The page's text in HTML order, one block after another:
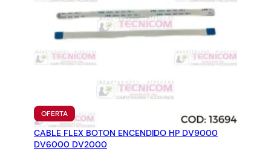
OFERTAPRODUCTO
EN
OFERTA
CABLE FLEX BOTON ENCENDIDO HP DV9000
DV6000 DV2000